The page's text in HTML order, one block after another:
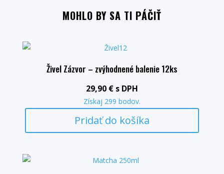
MOHLO BY SA TI PÁČIŤ
Živel Zázvor – zvýhodnené balenie 12ks
29,90 € s DPH
Získaj 299 bodov.
Pridať do košíka